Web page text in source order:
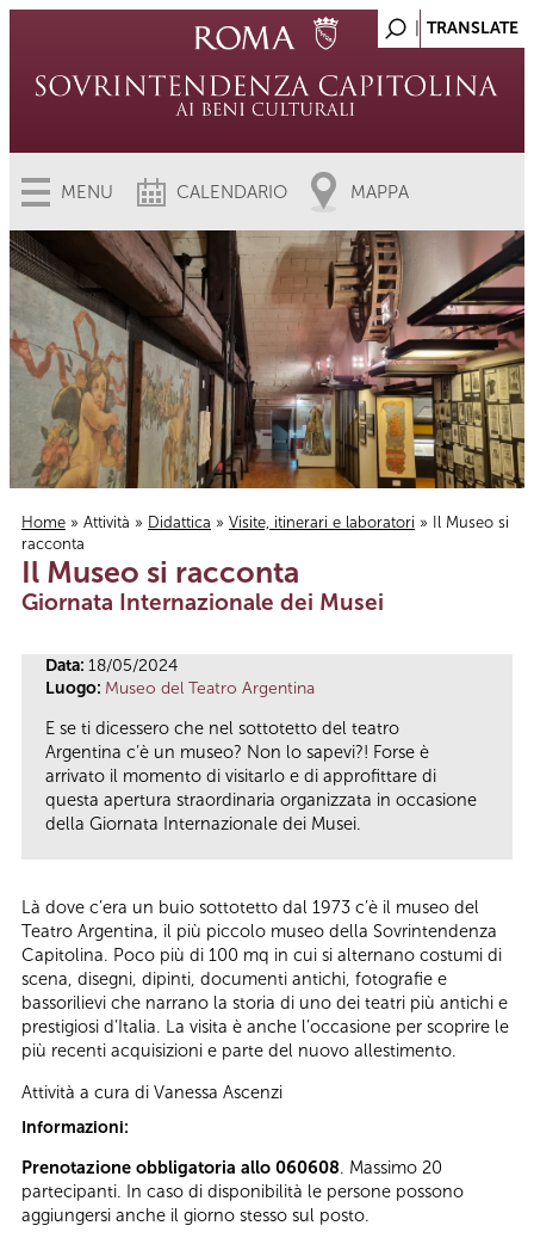
MENU CALENDARIO MAPPA
Tu sei qui
Home » Attività » Didattica » Visite, itinerari e laboratori » Il Museo si
racconta
Il Museo si racconta
Giornata Internazionale dei Musei
Data: 18/05/2024
Luogo: Museo del Teatro Argentina
E se ti dicessero che nel sottotetto del teatro
Argentina c’è un museo? Non lo sapevi?! Forse è
arrivato il momento di visitarlo e di approfittare di
questa apertura straordinaria organizzata in occasione
della Giornata Internazionale dei Musei.
Là dove c’era un buio sottotetto dal 1973 c’è il museo del
Teatro Argentina, il più piccolo museo della Sovrintendenza
Capitolina. Poco più di 100 mq in cui si alternano costumi di
scena, disegni, dipinti, documenti antichi, fotografie e
bassorilievi che narrano la storia di uno dei teatri più antichi e
prestigiosi d’Italia. La visita è anche l’occasione per scoprire le
più recenti acquisizioni e parte del nuovo allestimento.
Attività a cura di Vanessa Ascenzi
Informazioni:
Prenotazione obbligatoria allo 060608. Massimo 20
partecipanti. In caso di disponibilità le persone possono
aggiungersi anche il giorno stesso sul posto.